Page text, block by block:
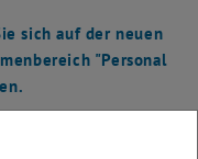
sich auf der neuen
"Personal